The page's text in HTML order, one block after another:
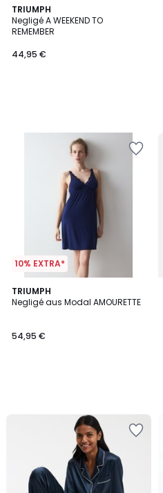
TRIUMPH
Negligé A WEEKEND TO
REMEMBER
44,95 €
10% EXTRA*
TRIUMPH
Negligé aus Modal AMOURETTE
54,95 €